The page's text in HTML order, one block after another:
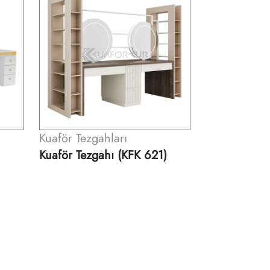
Kuaför Tezgahları
Kuaför Tezgahı (KFK 531)